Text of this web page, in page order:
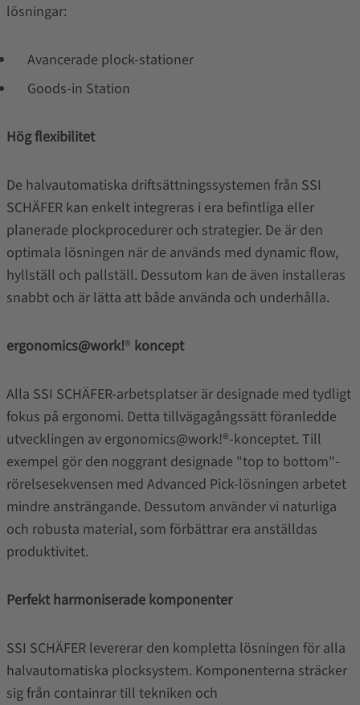
lösningar:
Avancerade plock-stationer
Goods-in Station
Hög flexibilitet
De halvautomatiska driftsättningssystemen från SSI
SCHÄFER kan enkelt integreras i era befintliga eller
planerade plockprocedurer och strategier. De är den
optimala lösningen när de används med dynamic flow,
hyllställ och pallställ. Dessutom kan de även installeras
snabbt och är lätta att både använda och underhålla.
ergonomics@work!® koncept
Alla SSI SCHÄFER-arbetsplatser är designade med tydligt
fokus på ergonomi. Detta tillvägagångssätt föranledde
utvecklingen av ergonomics@work!®-konceptet. Till
exempel gör den noggrant designade "top to bottom"-
rörelsesekvensen med Advanced Pick-lösningen arbetet
mindre ansträngande. Dessutom använder vi naturliga
och robusta material, som förbättrar era anställdas
produktivitet.
Perfekt harmoniserade komponenter
SSI SCHÄFER levererar den kompletta lösningen för alla
halvautomatiska plocksystem. Komponenterna sträcker
sig från containrar till tekniken och